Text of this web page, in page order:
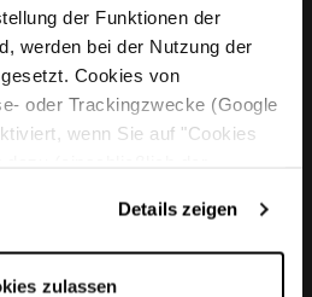
der Funktionen der
werden bei der Nutzung der
Cookies von
oder Trackingzwecke (Google
wenn Sie auf "Cookies
Datenschutzerklärung—
Details zeigen
zulassen